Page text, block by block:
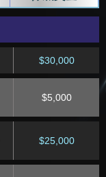
$30,000
$5,000
$25,000